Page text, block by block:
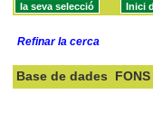
Refinar la cerca
Base de dades